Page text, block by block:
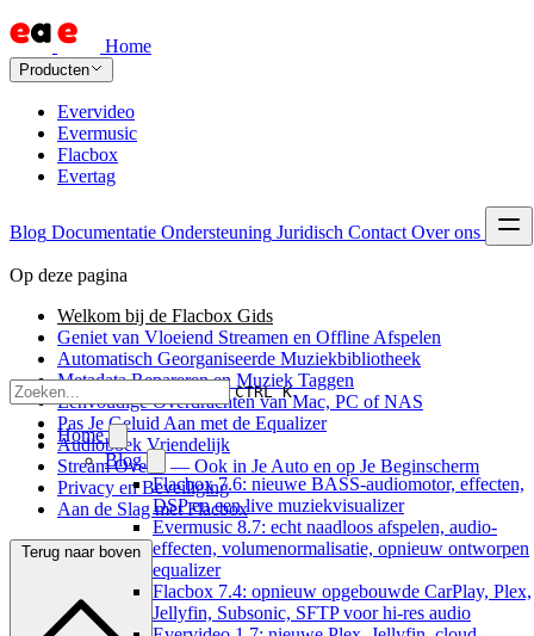
Home
Producten
Evervideo
Evermusic
Flacbox
Evertag
Blog Documentatie Ondersteuning Juridisch Contact Over ons
CTRL K
Home
Blog
Flacbox 7.6: nieuwe BASS-audiomotor, effecten,
DSP en een live muziekvisualizer
Evermusic 8.7: echt naadloos afspelen, audio-
effecten, volumenormalisatie, opnieuw ontworpen
equalizer
Flacbox 7.4: opnieuw opgebouwde CarPlay, Plex,
Jellyfin, Subsonic, SFTP voor hi-res audio
Op deze pagina
Welkom bij de Flacbox Gids
Geniet van Vloeiend Streamen en Offline Afspelen
Automatisch Georganiseerde Muziekbibliotheek
Metadata Repareren en Muziek Taggen
Eenvoudige Overdrachten van Mac, PC of NAS
Pas Je Geluid Aan met de Equalizer
Audioboek Vriendelijk
Stream Overal — Ook in Je Auto en op Je Beginscherm
Privacy en Beveiliging
Aan de Slag met Flacbox
Terug naar boven